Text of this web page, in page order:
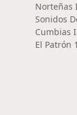
Norteñas
Sonidos
Cumbias
El Patrón